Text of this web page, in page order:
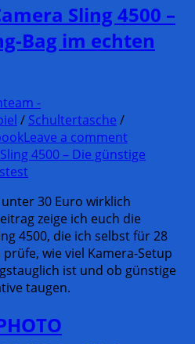
Sling 4500 –
Bag im echten
-
/ Schultertasche /
Leave a comment
30 Euro wirklich
zeige ich euch die
4500, die ich selbst für 28
wie viel Kamera-Setup
ist und ob günstige
taugen.